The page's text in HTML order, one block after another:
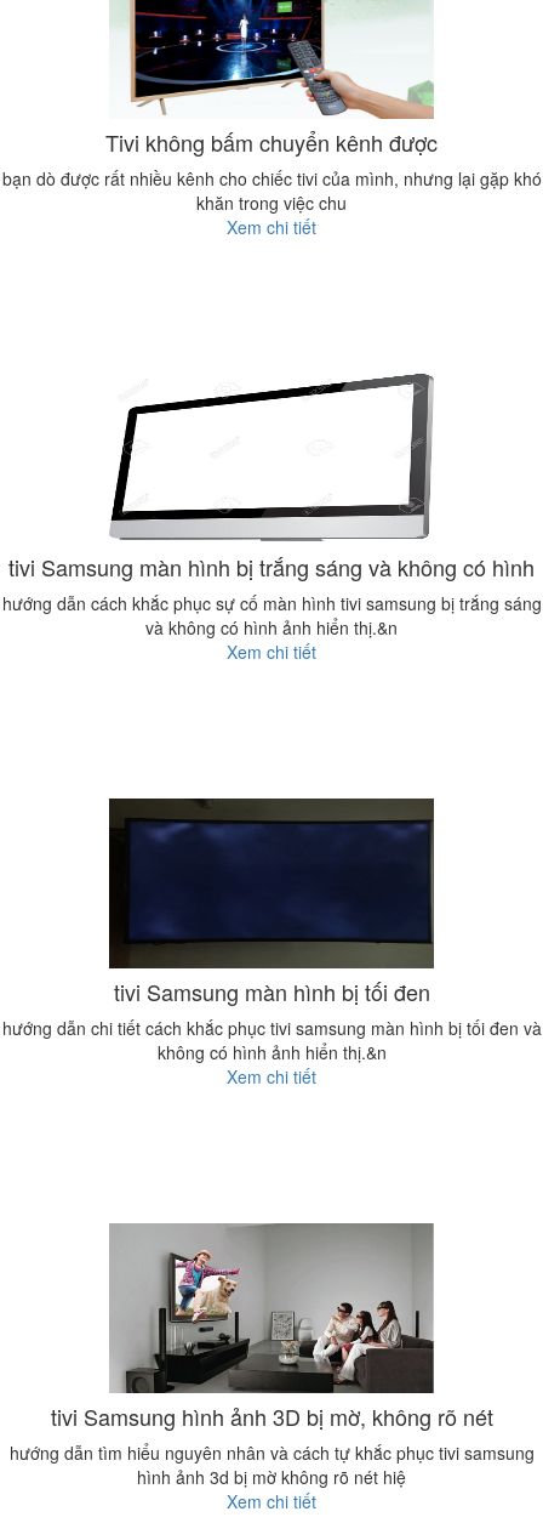
Tivi không bấm chuyển kênh được
bạn dò được rất nhiều kênh cho chiếc tivi của mình, nhưng lại gặp khó
khăn trong việc chu
Xem chi tiết
tivi Samsung màn hình bị trắng sáng và không có hình
hướng dẫn cách khắc phục sự cố màn hình tivi samsung bị trắng sáng
và không có hình ảnh hiển thị.&n
Xem chi tiết
tivi Samsung màn hình bị tối đen
hướng dẫn chi tiết cách khắc phục tivi samsung màn hình bị tối đen và
không có hình ảnh hiển thị.&n
Xem chi tiết
tivi Samsung hình ảnh 3D bị mờ, không rõ nét
hướng dẫn tìm hiểu nguyên nhân và cách tự khắc phục tivi samsung
hình ảnh 3d bị mờ không rõ nét hiệ
Xem chi tiết